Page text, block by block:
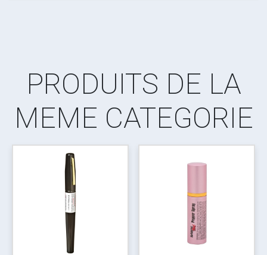
PRODUITS DE LA
MEME CATEGORIE